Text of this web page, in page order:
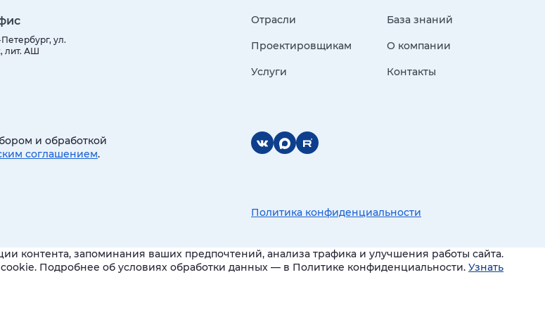
Петербург, ул.
лит. АШ
Отрасли
Проектировщикам
Услуги
База знаний
О компании
Контакты
и обработкой
соглашением.
Политика конфиденциальности
контента, запоминания ваших предпочтений, анализа трафика и улучшения работы сайта.
Подробнее об условиях обработки данных — в Политике конфиденциальности. Узнать